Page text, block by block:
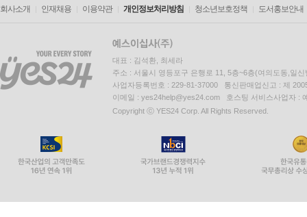
회사소개 인재채용 이용약관 개인정보처리방침 청소년보호정책 도서홍보안내
대표 : 김석환, 최세라
주소 : 서울시 영등포구 은행로 11, 5층~6층(여의도동,일신
사업자등록번호 : 229-81-37000 통신판매업신고 : 제
이메일 : yes24help@yes24.com 호스팅 서비스사업자 :
Copyright ⓒ YES24 Corp. All Rights Reserved.